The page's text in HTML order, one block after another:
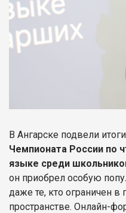
В Ангарске подвели
Чемпионата России по
языке среди
он приобрел особую
даже те, кто ограничен
пространстве. Онлайн-